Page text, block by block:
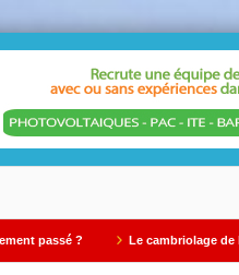
Le cambriolage de la synagogue de